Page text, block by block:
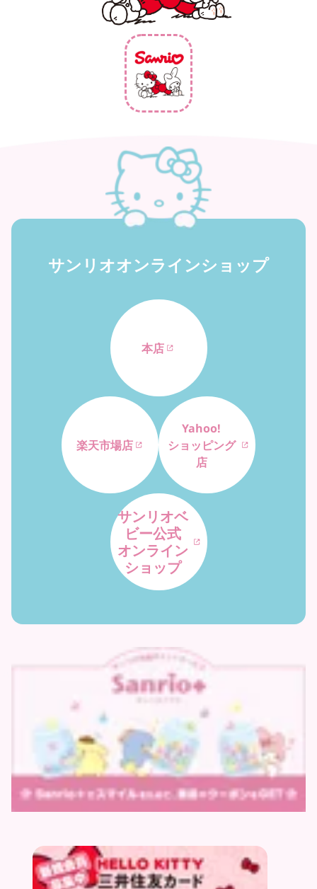
サンリオオンラインショップ
本店
楽天市場店
Yahoo!
ショッピング
店
サンリオベ
ビー公式
オンライン
ショップ